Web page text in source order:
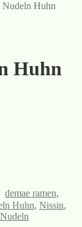
Huhn
Huhn
demae ramen,
Huhn, Nissin,